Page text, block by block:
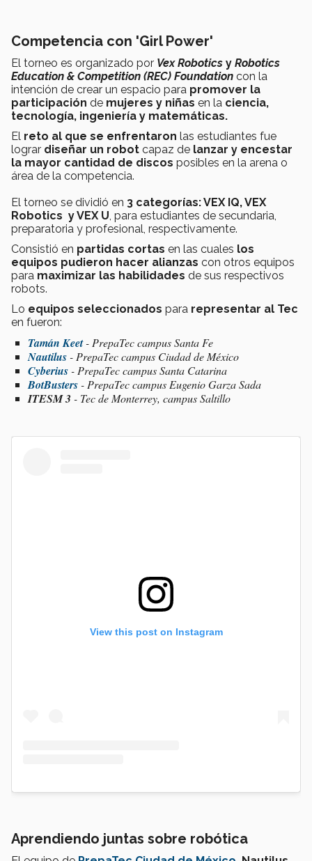
Competencia con 'Girl Power'
El torneo es organizado por Vex Robotics y Robotics
Education & Competition (REC) Foundation con la
intención de crear un espacio para promover la
participación de mujeres y niñas en la ciencia,
tecnología, ingeniería y matemáticas.
El reto al que se enfrentaron las estudiantes fue
lograr diseñar un robot capaz de lanzar y encestar
la mayor cantidad de discos posibles en la arena o
área de la competencia.
El torneo se dividió en 3 categorías: VEX IQ, VEX
Robotics y VEX U, para estudiantes de secundaria,
preparatoria y profesional, respectivamente.
Consistió en partidas cortas en las cuales los
equipos pudieron hacer alianzas con otros equipos
para maximizar las habilidades de sus respectivos
robots.
Lo equipos seleccionados para representar al Tec
en fueron:
Tamán Keet- PrepaTec campus Santa Fe
Nautilus- PrepaTec campus Ciudad de México
Cyberius- PrepaTec campus Santa Catarina
BotBusters- PrepaTec campus Eugenio Garza Sada
ITESM 3 - Tec de Monterrey, campus Saltillo
View this post on Instagram
Aprendiendo juntas sobre robótica